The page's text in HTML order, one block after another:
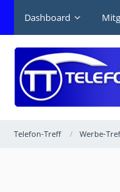
Dashboard
Telefon-Treff Werbe-